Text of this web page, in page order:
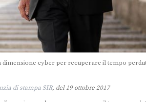
cyber per recuperare il tempo
di stampa SIR, del 19 ottobre 2017